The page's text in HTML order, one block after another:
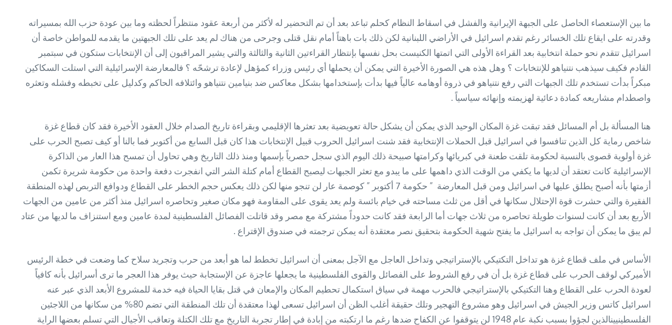
ما بين الإستعصاء الحاصل على الجبهة الإيرانية والفشل في اسقاط النظام كحلم تباعد بعد أن تم التحضير له لأكثر من أربعة عقود منتظراً لحظته وما بين عودة حزب الله بمسيراته
وقدرته على ايقاع تلك الخسائر رغم تقدم اسرائيل في الأراضي اللبنانية لكن ذلك بات باهتاً أمام نقل قتلى وجرحى من هناك لم يعد على تلك الجبهتين ما يقدمه للمواطن خاصة أن
اسرائيل تتقدم نحو حملة انتخابية بعد القراءة الأولى التي اتمتها الكنيست بحل نفسها بإنتظار القراءتين الثانية والثالثة والتي يشير المراقبون إلى أن الإنتخابات ستكون في سبتمبر
القادم فكيف سيذهب نتنياهو للإنتخابات ؟ وهل هذه هي الصورة الأخيرة التي يمكن أن يحملها أي رئيس وزراء كمؤهل لإعادة ترشحّه ؟ فالمعارضة الإسرائيلية التي استلت السكاكين
مبكراً بدأت تستخدم تلك الجبهات التي رفع نتنياهو في ذروة أوهامه عالياً فيها بدأت بإستخدامها بشكل معاكس ضد بنيامين نتنياهو وائتلافه الحاكم وكدليل على تخبطه وفشله وتعثره
واصطدام مشاريعه كمادة دعائية لهزيمته وإنهائه سياسياً .
هنا المسألة بل أم المسائل فقد تبقت غزة المكان الوحيد الذي يمكن أن يشكل حالة تعويضية بعد تعثرها الإقليمي وبقراءة تاريخ الصدام خلال العقود الأخيرة فقد كان قطاع غزة
شاخص رماية كل الذين تنافسوا في اسرائيل قبل الحملات الإنتخابية فقد شنت اسرائيل الحروب قبيل الإنتخابات هذا كان قبل السابع من أكتوبر فما بالنا أو كيف تصبح الحرب على
غزة أولوية قصوى بالنسبة لحكومة تلقت طعنة في كبريائها وكرامتها صبيحة ذلك اليوم الذي سجل حصرياً بإسمها ومنذ ذلك التاريخ وهي تحاول أن تمسح هذا العار من الذاكرة
الإسرائيلية كانت تعتقد أن لديها ما يكفي من الوقت الذي داهمها على ما يبدو مع تعثر الجبهات ليصبح القطاع أمام كتلة الشر التي انفجرت دفعة واحدة من حكومة شريرة تكمن
أزمتها بأنه أصبح يطلق عليها في اسرائيل ومن قبل المعارضة ” حكومة 7 أكتوبر ” كوصمة عار لن تنجو منها لكن ذلك يعكس حجم الخطر على القطاع ودوافع التربص لهذه المنطقة
الفقيرة والتي حشرت قوة الإحتلال سكانها في أقل من ثلث مساحته في خيام بائسة ولم يعد يقوى على المقاومة فهو مكان صغير وتحاصره اسرائيل منذ أكثر من عامين من الجهات
الأربع بعد أن كانت لسنوات طويلة تحاصره من ثلاث جهات أما الرابعة فقد كانت حدوداً مشتركة مع مصر وقد قاتلت الفصائل الفلسطينية لمدة عامين ومع استنزاف ما لديها من عتاد
لم يبق ما يمكن أن تواجه به اسرائيل ما يفتح شهية الحكومة بتحقيق نصر معتقدة أنه يمكن ترجمته في صندوق الإقتراع .
الأساس في ملف قطاع غزة هو تداخل التكتيكي بالإستراتيجي وتداخل العاجل مع الآجل بمعنى أن اسرائيل تخطط لما هو أبعد من حرب وتجريد سلاح كما وضعت في خطة الرئيس
الأميركي لوقف الحرب على قطاع غزة بل أن في رفع الشروط على الفصائل والقوى الفلسطينية ما يجعلها عاجزة عن الإستجابة حيث يوفر هذا العجر ما ترى أسرائيل بأنه كافياً
لعودة الحرب على القطاع وهنا التكتيكي بالإستراتيجي فالحرب مهمة في سياق استكمال تحطيم المكان والإمعان في قتل بقايا الحياة فيه خدمة للمشروع الأبعد الذي عبر عنه
اسرائيل كاتس وزير الجيش في اسرائيل وهو مشروع التهجير وتلك حقيقة أغلب الظن أن اسرائيل تسعى لهذا معتقدة أن تلك المنطقة التي تضم 80% من سكانها من اللاجئين
الفلسطينيينالذين لجؤوا بسبب نكبة عام 1948 لن يتوقفوا عن الكفاح ضدها رغم ما ارتكبته من إبادة في إطار تجربة التاريخ مع تلك الكتلة وتعاقب الأجيال التي تسلم بعضها الراية